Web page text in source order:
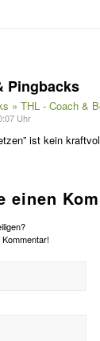
Pingbacks
» THL - Coach &
Uhr
ist kein
einen